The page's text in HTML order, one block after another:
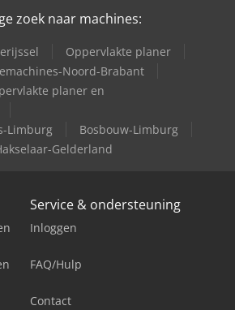
zoek naar machines:
Oppervlakte planer
Noord-Brabant
planer en
Limburg
Bosbouw-Limburg
Gelderland
Service & ondersteuning
Inloggen
FAQ/Hulp
Contact